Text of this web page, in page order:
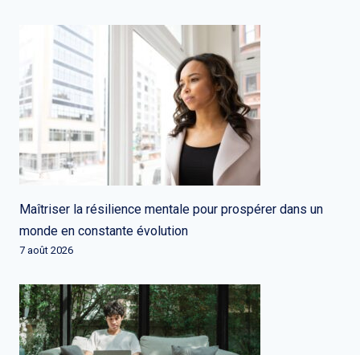
Maîtriser la résilience mentale pour prospérer dans un
monde en constante évolution
7 août 2026